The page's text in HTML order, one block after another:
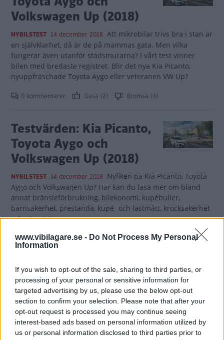
www.vibilagare.se - Do Not Process My Personal
Information
If you wish to opt-out of the sale, sharing to third parties, or
processing of your personal or sensitive information for
targeted advertising by us, please use the below opt-out
section to confirm your selection. Please note that after your
opt-out request is processed you may continue seeing
interest-based ads based on personal information utilized by
us or personal information disclosed to third parties prior to
Volkswagen Up (2018)
NYBILSTEST 14 december 2018 Att mikrobilar trivs bra i stan är
en självklarhet, då är de på mammas gata. Men vilka
fungerar även utanför stadsmurarna? I vårt test vinner
bilen med bredaste registret. Blir det nya Kia Picanto,
nyuppfräschade Toyota Aygo eller veteranen VW Up?
0 kommentarer Gasa (2) Bromsa (4)
Testvärden: Kia Picanto,
Toyota Aygo och
Volkswagen Up (2018)
NYBILSTEST 14 december 2018 Nyfiken på Kia Picanto, Toyota
Aygo och Volkswagen Up? Här kan du läsa mer om bland
annat bränsleförbrukning, bilekonomi, kupébuller,
barnsäkerhet, prestanda, kupé- och lastmått, krocksäkerhet
och utrustning.
0 kommentarer Gasa Bromsa (3)
Rosttest: Toyota Aygo
(2018)
ROST 31 oktober 2018 Toyota har förbättrat rostskyddet
jämfört med tidigare Aygo, men det finns fortfarande
anmärkningar. Läs mer i Vi Bilägares rosttest.